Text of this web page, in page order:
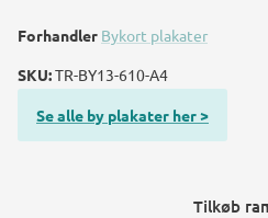
Forhandler Bykort plakater
SKU:TR-BY13-610-A4
Se alle by plakater her >
Tilkøb